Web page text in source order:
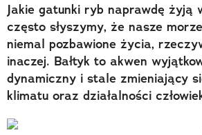
Jakie gatunki ryb naprawdę żyją
często słyszymy, że nasze
niemal pozbawione życia,
inaczej. Bałtyk to akwen
dynamiczny i stale zmieniający
klimatu oraz działalności